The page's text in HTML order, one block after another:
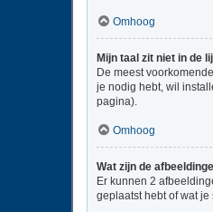
Omhoog
Mijn taal zit niet in de
De meest
je nodig hebt, wil
pagina).
Omhoog
Wat zijn de
Er kunnen 2
geplaatst hebt of wat